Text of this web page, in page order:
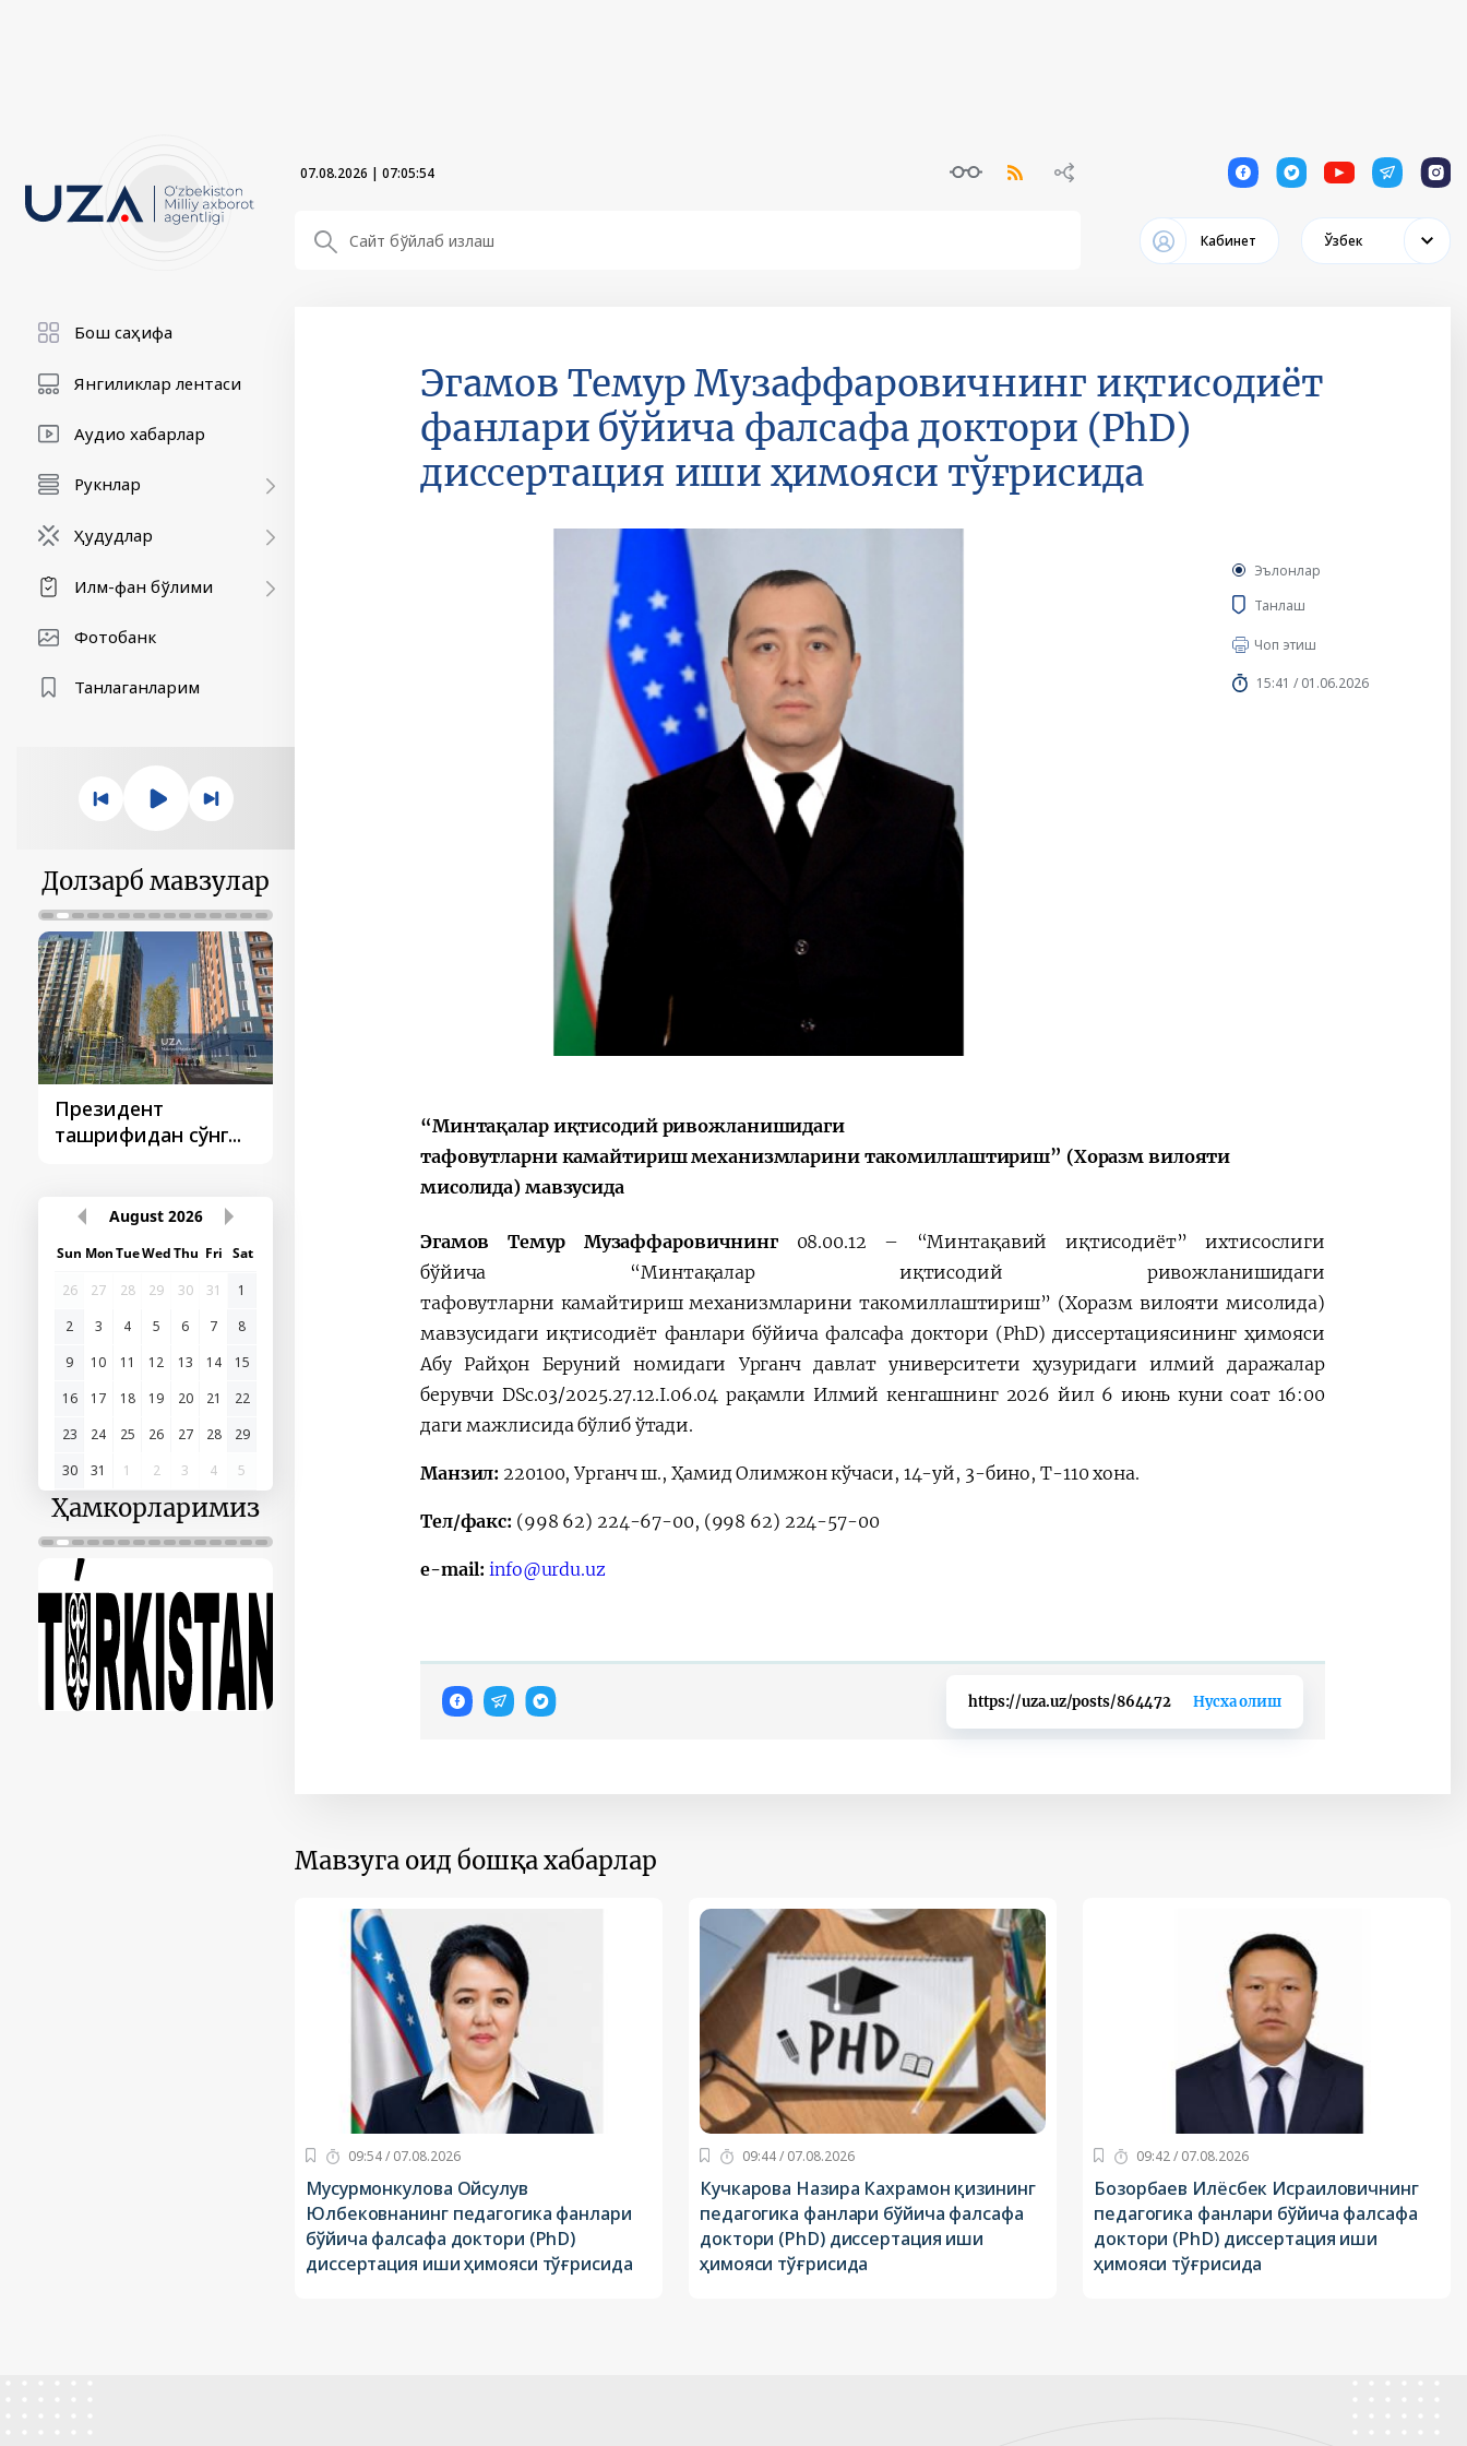
07.08.2026 | 07:05:54 1 1 1 1 1
Кабинет Ўзбек
Бош саҳифа
Янгиликлар лентаси
Аудио хабарлар
Рукнлар
Ҳудудлар
Илм-фан бўлими
Фотобанк
Танлаганларим
Долзарб мавзулар
Президент
ташрифидан сўнг...
ташрифлари
стратегияси
раислигида
йиғилишлари
August 2026
Sun MonTueWedThu Fri Sat
26
27 28 29 30 31
1
2
3 4 5 6 7
8
9
10 11 12 13 14
15
16
17 18 19 20 21
22
23
24 25 26 27 28
29
30
31 1 2 3 4 5
Ҳамкорларимиз
Эгамов Темур Музаффаровичнинг иқтисодиёт
фанлари бўйича фалсафа доктори (PhD)
диссертация иши ҳимояси тўғрисида
Эълонлар
Танлаш
Чоп этиш
15:41 / 01.06.2026
“Минтақалар иқтисодий ривожланишидаги
тафовутларни камайтириш механизмларини такомиллаштириш” (Хоразм вилояти
мисолида) мавзусида
Эгамов Темур Музаффаровичнинг 08.00.12 – “Минтақавий иқтисодиёт” ихтисослиги
бўйича “Минтақалар иқтисодий ривожланишидаги
тафовутларни камайтириш механизмларини такомиллаштириш” (Хоразм вилояти мисолида)
мавзусидаги иқтисодиёт фанларибўйича фалсафа доктори (PhD) диссертациясининг ҳимояси
Абу Райҳон Беруний номидаги Урганч давлат университети ҳузуридаги илмий даражалар
берувчи DSc.03/2025.27.12.I.06.04 рақамли Илмий кенгашнинг 2026 йил 6 июнь куни соат 16:00
даги мажлисида бўлиб ўтади.
Манзил: 220100, Урганч ш., Ҳамид Олимжон кўчаси, 14-уй, 3-бино, Т-110 хона.
Тел/факс: (998 62) 224-67-00, (998 62) 224-57-00
e-mail:info@urdu.uz
https://uza.uz/posts/864472 Нусха олиш
Мавзуга оид бошқа хабарлар
09:54 / 07.08.2026
Мусурмонкулова Ойсулув
Юлбековнанинг педагогика фанлари
бўйича фалсафа доктори (PhD)
диссертация иши ҳимояси тўғрисида
09:44 / 07.08.2026
Кучкарова Назира Кахрамон қизининг
педагогика фанлари бўйича фалсафа
доктори (PhD) диссертация иши
ҳимояси тўғрисида
09:42 / 07.08.2026
Бозорбаев Илёсбек Исраиловичнинг
педагогика фанлари бўйича фалсафа
доктори (PhD) диссертация иши
ҳимояси тўғрисида